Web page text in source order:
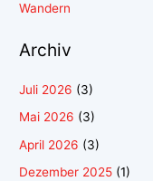
Wandern
Archiv
Juli 2026 (3)
Mai 2026 (3)
April 2026 (3)
Dezember 2025 (1)